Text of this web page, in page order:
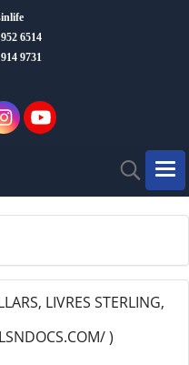
6514
9731
LIVRES STERLING,
)